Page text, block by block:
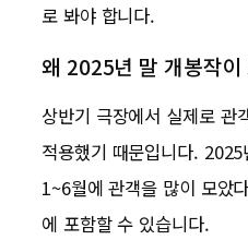
로 봐야 합니다.
왜 2025년 말 개봉작이
상반기 극장에서 실제로 관
적용했기 때문입니다.
1~6월에 관객을 많이 모았
에 포함할 수 있습니다.